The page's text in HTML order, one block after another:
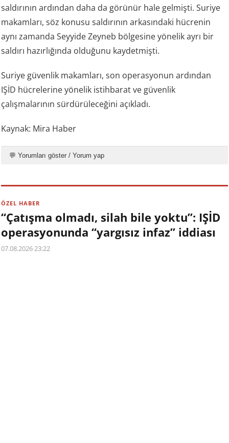
saldırının ardından daha da görünür hale gelmişti. Suriye
makamları, söz konusu saldırının arkasındaki hücrenin
aynı zamanda Seyyide Zeyneb bölgesine yönelik ayrı bir
saldırı hazırlığında olduğunu kaydetmişti.
Suriye güvenlik makamları, son operasyonun ardından
IŞİD hücrelerine yönelik istihbarat ve güvenlik
çalışmalarının sürdürüleceğini açıkladı.
Kaynak: Mira Haber
💬 Yorumları göster / Yorum yap
ÖZEL HABER
“Çatışma olmadı, silah bile yoktu”: IŞİD
operasyonunda “yargısız infaz” iddiası
07.08.2026 23:22